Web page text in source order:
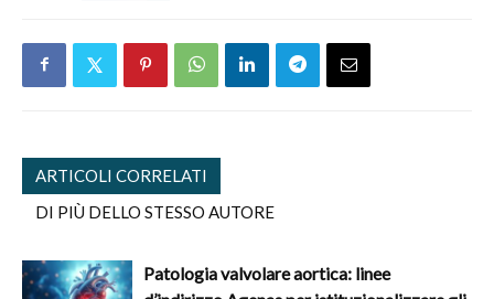
ARTICOLI CORRELATI
DI PIÙ DELLO STESSO AUTORE
Patologia valvolare aortica: linee